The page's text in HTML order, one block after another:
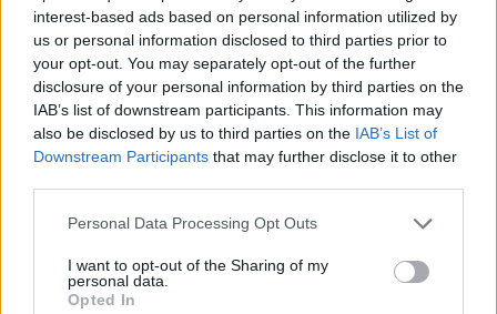
interest-based ads based on personal information utilized by
us or personal information disclosed to third parties prior to
your opt-out. You may separately opt-out of the further
disclosure of your personal information by third parties on the
IAB’s list of downstream participants. This information may
also be disclosed by us to third parties on the IAB’s List of
Downstream Participants that may further disclose it to other
Personal Data Processing Opt Outs
I want to opt-out of the Sharing of my
personal data.
Opted In